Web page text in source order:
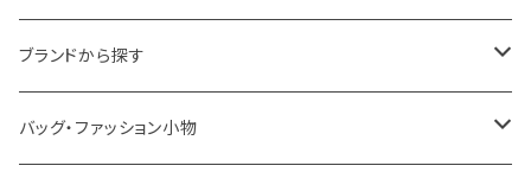
ブランドから探す
LOQI
バッグ・ファッション小物